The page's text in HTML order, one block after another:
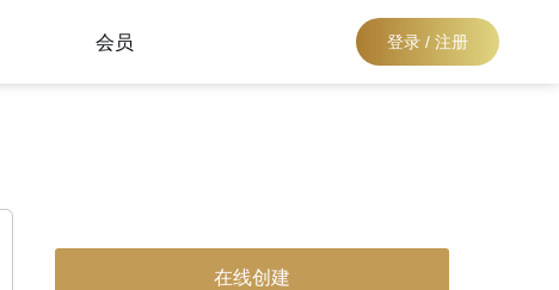
会员 登录 / 注册
在线创建